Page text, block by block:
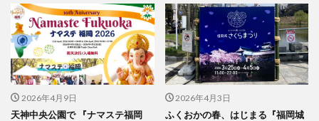
2026年4月9日
天神中央公園で 『ナマステ福岡
2026年4月3日
ふくおかの春、はじまる『福岡城